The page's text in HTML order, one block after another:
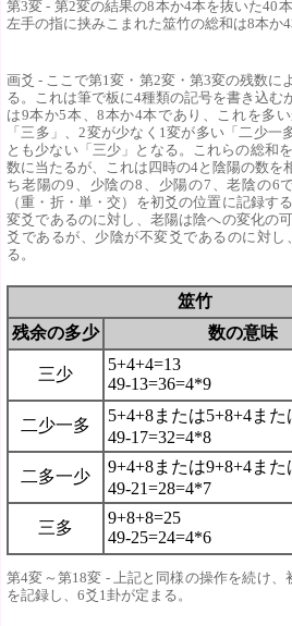
第3変 - 第2変の結果の8本か4本を抜いた40
左手の指に挟みこまれた筮竹の総和は8本か4
画爻 - ここで第1変・第2変・第3変の残数
る。これは筆で板に4種類の記号を書き込
は9本か5本、8本か4本であり、これを多
「三多」、2変が少なく1変が多い「二少
とも少ない「三少」となる。これらの総和
数に当たるが、これは四時の4と陰陽の数を
ち老陽の9、少陰の8、少陽の7、老陰の6
（重・折・単・交）を初爻の位置に記録す
変爻であるのに対し、老陽は陰への変化の
爻であるが、少陰が不変爻であるのに対
る。
筮竹
残余の多少
数の意味
三少
5+4+4=13
49-13=36=4*9
二少一多
5+4+8または5+8+4また
49-17=32=4*8
二多一少
9+4+8または9+8+4また
49-21=28=4*7
三多
9+8+8=25
49-25=24=4*6
第4変～第18変 - 上記と同様の操作を続け
を記録し、6爻1卦が定まる。